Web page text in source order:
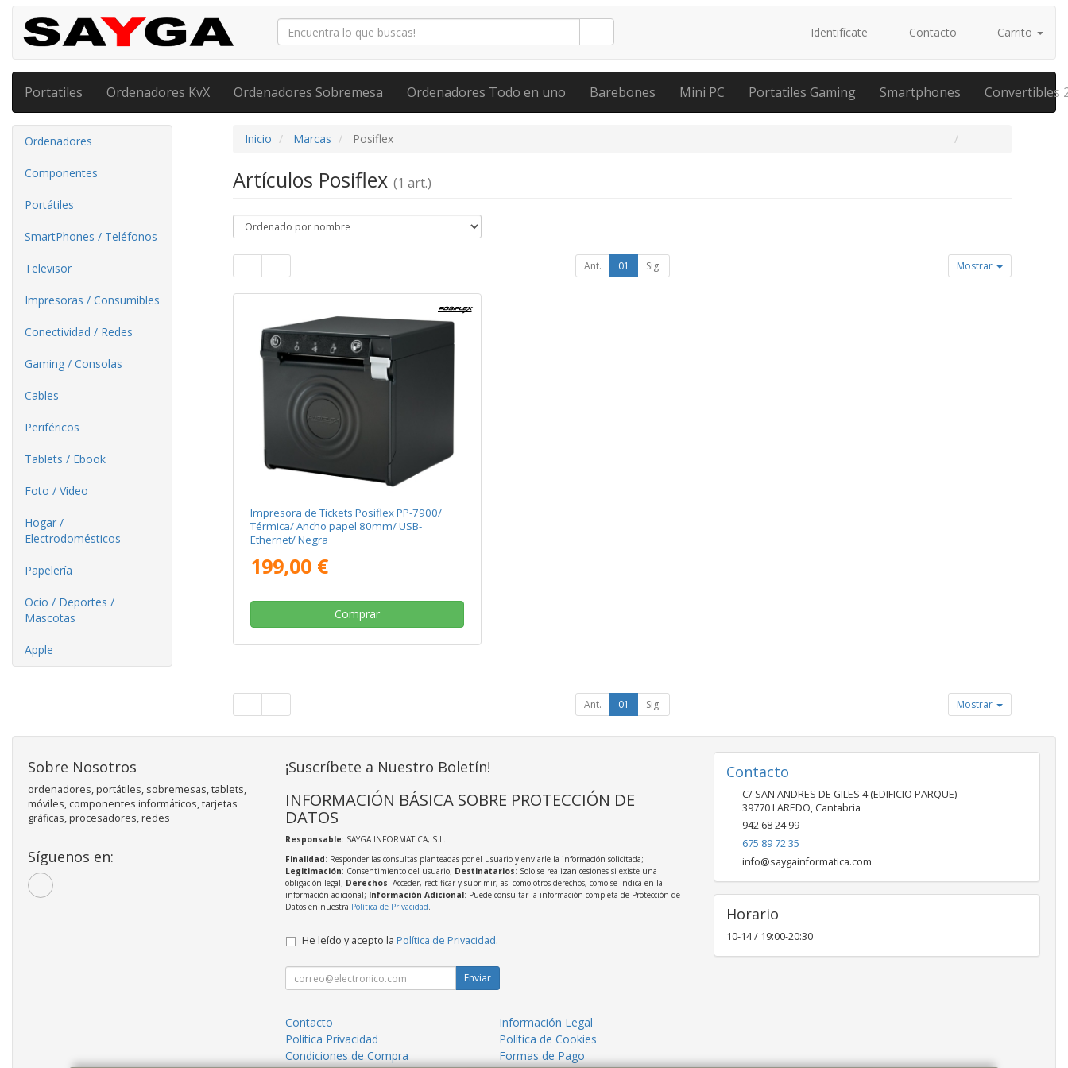
Identifícate Contacto Carrito
Portatiles Ordenadores KvX Ordenadores Sobremesa Ordenadores Todo en uno Barebones Mini PC Portatiles Gaming Smartphones Convertibles
Ordenadores
Componentes
Portátiles
SmartPhones / Teléfonos
Televisor
Impresoras / Consumibles
Conectividad / Redes
Gaming / Consolas
Cables
Periféricos
Tablets / Ebook
Foto / Video
Hogar /
Electrodomésticos
Papelería
Ocio / Deportes /
Mascotas
Apple
Inicio Marcas Posiflex
Artículos Posiflex (1 art.)
Ant. 01 Sig. Mostrar
Impresora de Tickets Posiflex PP-7900/
Térmica/ Ancho papel 80mm/ USB-
Ethernet/ Negra
199,00 €
Comprar
Ant. 01 Sig. Mostrar
Sobre Nosotros
ordenadores, portátiles, sobremesas, tablets,
móviles, componentes informáticos, tarjetas
gráficas, procesadores, redes
Síguenos en:
¡Suscríbete a Nuestro Boletín!
INFORMACIÓN BÁSICA SOBRE PROTECCIÓN DE
DATOS
Responsable: SAYGA INFORMATICA, S.L.
Finalidad: Responder las consultas planteadas por el usuario y enviarle la información solicitada;
Legitimación: Consentimiento del usuario; Destinatarios: Solo se realizan cesiones si existe una
obligación legal; Derechos: Acceder, rectificar y suprimir, así como otros derechos, como se indica en la
información adicional; Información Adicional: Puede consultar la información completa de Protección de
Datos en nuestra Política de Privacidad.
He leído y acepto la Política de Privacidad.
Enviar
Contacto
Información Legal
Política Privacidad
Política de Cookies
Condiciones de Compra
Formas de Pago
Contacto
C/ SAN ANDRES DE GILES 4 (EDIFICIO PARQUE)
39770LAREDO, Cantabria
942 68 24 99
675 89 72 35
info@saygainformatica.com
Horario
10-14 / 19:00-20:30